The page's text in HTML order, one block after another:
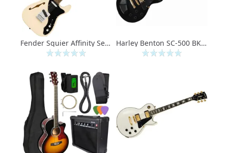
Fender Squier Affinity Series Telecaster Thinline LRL Olympic White Gitara elektryczna Harley Benton SC-500 BK - OD RĘKI - [RATY: 0%, ZWROT: 33 dni, GW: DOOR-to-DOOR]